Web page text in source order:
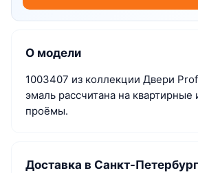
О модели
1003407 из коллекции Двери
эмаль рассчитана на
проёмы.
Доставка в Санкт-